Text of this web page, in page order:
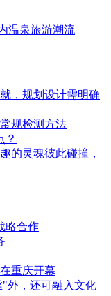
温泉旅游潮流
，规划设计需明确
规检测方法
？
的灵魂彼此碰撞，
略合作
重庆开幕
外，还可融入文化